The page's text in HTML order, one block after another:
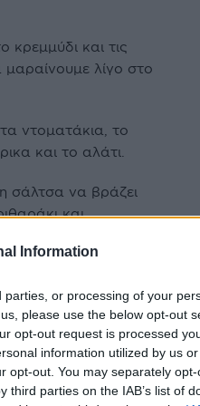
Information
or processing of your
please use the below opt-out
opt-out request is processed
information utilized by us
opt-out. You may separately
parties on the IAB’s list of
κρεμμύδι και τις
μαραίνουμε λίγο στο
ντοματάκια, το
και το αλάτι.
σάλτσα να βράζει
και
κριθαράκι.
με ξύλινη
μην κολλήσει.
το κριθαράκι, το
φωτιά και
το τριμμένο τυρί.